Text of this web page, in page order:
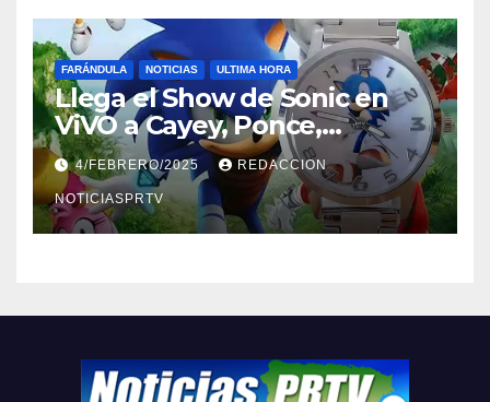
FARÁNDULA NOTICIAS ULTIMA HORA
Llega el Show de Sonic en
ViVO a Cayey, Ponce,
Barceloneta y Humacao,
Relojes gratis para el que
compre ahora….
4/FEBRERO/2025 REDACCION
NOTICIASPRTV